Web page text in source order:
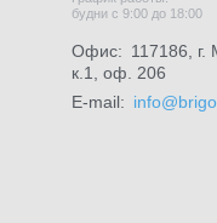
будни с 9:00 до 18:00
Офис: 117186, г.
к.1, оф. 206
E-mail: